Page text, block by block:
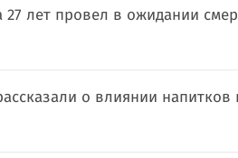
27 лет провел в ожидании
о влиянии